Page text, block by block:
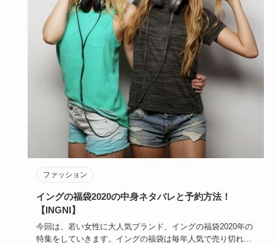
ファッション
イングの福袋2020の中身ネタバレと予約方法！
【INGNI】
今回は、若い女性に大人気ブランド、イングの福袋2020年の
特集をしていきます。イングの福袋は毎年人気で売り切れて